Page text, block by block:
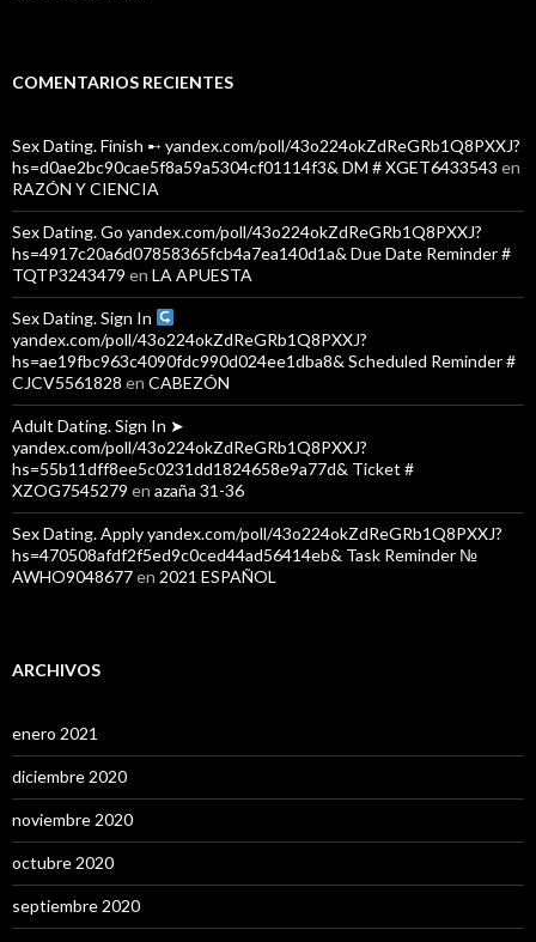
COMENTARIOS RECIENTES
Sex Dating. Finish ➸ yandex.com/poll/43o224okZdReGRb1Q8PXXJ?
hs=d0ae2bc90cae5f8a59a5304cf01114f3& DM # XGET6433543 en
RAZÓN Y CIENCIA
Sex Dating. Go yandex.com/poll/43o224okZdReGRb1Q8PXXJ?
hs=4917c20a6d07858365fcb4a7ea140d1a& Due Date Reminder #
TQTP3243479 en LA APUESTA
Sex Dating. Sign In
yandex.com/poll/43o224okZdReGRb1Q8PXXJ?
hs=ae19fbc963c4090fdc990d024ee1dba8& Scheduled Reminder #
CJCV5561828 en CABEZÓN
Adult Dating. Sign In ➤
yandex.com/poll/43o224okZdReGRb1Q8PXXJ?
hs=55b11dff8ee5c0231dd1824658e9a77d& Ticket #
XZOG7545279 en azaña 31-36
Sex Dating. Apply yandex.com/poll/43o224okZdReGRb1Q8PXXJ?
hs=470508afdf2f5ed9c0ced44ad56414eb& Task Reminder №
AWHO9048677en 2021 ESPAÑOL
ARCHIVOS
enero 2021
diciembre 2020
noviembre 2020
octubre 2020
septiembre 2020